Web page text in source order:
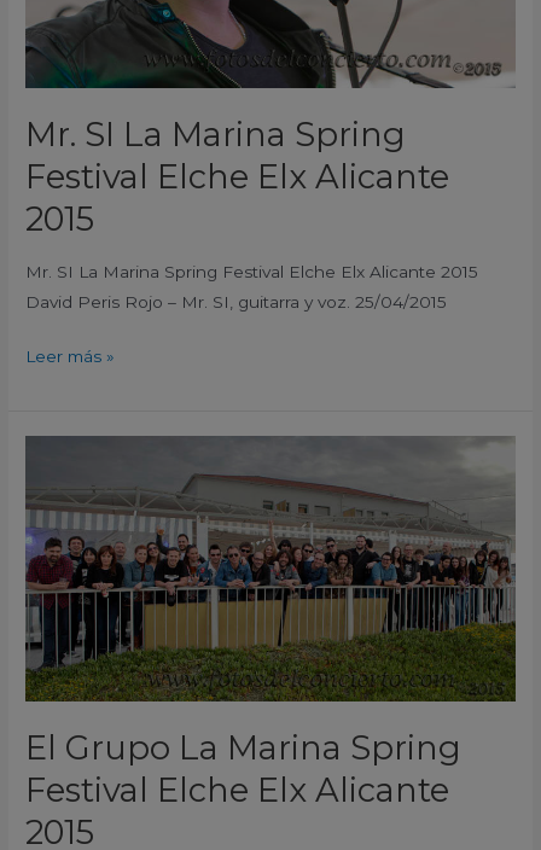
Mr. SI La Marina Spring
Festival Elche Elx Alicante
2015
Mr. SI La Marina Spring Festival Elche Elx Alicante 2015
David Peris Rojo – Mr. SI, guitarra y voz. 25/04/2015
Alicante
2015
Leer más »
El Grupo La Marina Spring
Festival Elche Elx Alicante
2015
La
Marina
Spring
Festival
Elche
Elx
Alicante